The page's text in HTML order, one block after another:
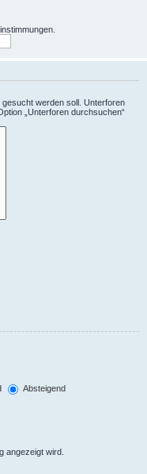
werden soll. Unterforen
„Unterforen durchsuchen“
Absteigend
angezeigt wird.